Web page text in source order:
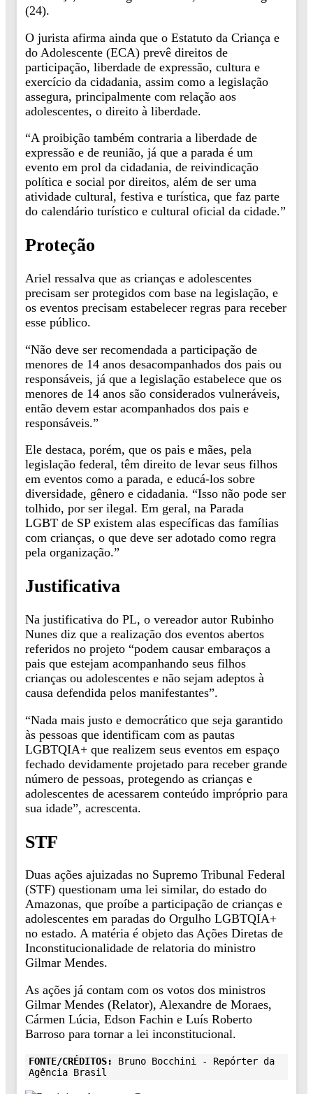
(24).
O jurista afirma ainda que o Estatuto da Criança e
do Adolescente (ECA) prevê direitos de
participação, liberdade de expressão, cultura e
exercício da cidadania, assim como a legislação
assegura, principalmente com relação aos
adolescentes, o direito à liberdade.
“A proibição também contraria a liberdade de
expressão e de reunião, já que a parada é um
evento em prol da cidadania, de reivindicação
política e social por direitos, além de ser uma
atividade cultural, festiva e turística, que faz parte
do calendário turístico e cultural oficial da cidade.”
Proteção
Ariel ressalva que as crianças e adolescentes
precisam ser protegidos com base na legislação, e
os eventos precisam estabelecer regras para receber
esse público.
“Não deve ser recomendada a participação de
menores de 14 anos desacompanhados dos pais ou
responsáveis, já que a legislação estabelece que os
menores de 14 anos são considerados vulneráveis,
então devem estar acompanhados dos pais e
responsáveis.”
Ele destaca, porém, que os pais e mães, pela
legislação federal, têm direito de levar seus filhos
em eventos como a parada, e educá-los sobre
diversidade, gênero e cidadania. “Isso não pode ser
tolhido, por ser ilegal. Em geral, na Parada
LGBT de SP existem alas específicas das famílias
com crianças, o que deve ser adotado como regra
pela organização.”
Justificativa
Na justificativa do PL, o vereador autor Rubinho
Nunes diz que a realização dos eventos abertos
referidos no projeto “podem causar embaraços a
pais que estejam acompanhando seus filhos
crianças ou adolescentes e não sejam adeptos à
causa defendida pelos manifestantes”.
“Nada mais justo e democrático que seja garantido
às pessoas que identificam com as pautas
LGBTQIA+ que realizem seus eventos em espaço
fechado devidamente projetado para receber grande
número de pessoas, protegendo as crianças e
adolescentes de acessarem conteúdo impróprio para
sua idade”, acrescenta.
STF
Duas ações ajuizadas no Supremo Tribunal Federal
(STF) questionam uma lei similar, do estado do
Amazonas, que proíbe a participação de crianças e
adolescentes em paradas do Orgulho LGBTQIA+
no estado. A matéria é objeto das Ações Diretas de
Inconstitucionalidade de relatoria do ministro
Gilmar Mendes.
As ações já contam com os votos dos ministros
Gilmar Mendes (Relator), Alexandre de Moraes,
Cármen Lúcia, Edson Fachin e Luís Roberto
Barroso para tornar a lei inconstitucional.
FONTE/CRÉDITOS:
Bruno Bocchini - Repórter da
Agência Brasil